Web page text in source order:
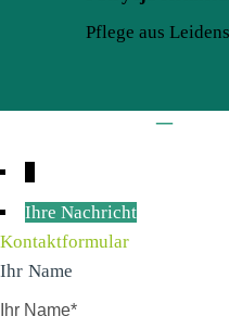
Pflege aus
–
Ihre Nachricht
Kontaktformular
Ihr Name